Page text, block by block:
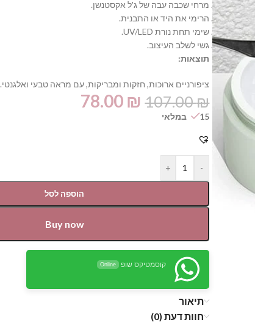
מרחי שכבה עבה של ג'ל אקסטנשן.
הרימי את היד או התבנית.
שימי תחת נורת UV/LED.
גשי לשלב העיצוב.
תוצאות:
ציפורניים ארוכות,חזקות ומבריקות,עם מראה טבעי ואלגנטי.
107.00₪
78.00 ₪
15 במלאי
-
+
הוספה לסל
Buy now
קוסמטיקס שופ Online
תיאור
חוות דעת (0)